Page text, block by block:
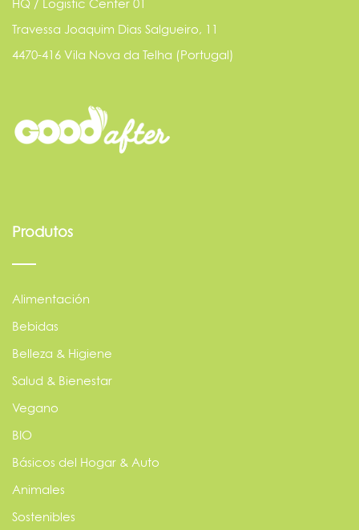
HQ / Logistic Center 01
Travessa Joaquim Dias Salgueiro, 11
4470-416 Vila Nova da Telha (Portugal)
Produtos
Alimentación
Bebidas
Belleza & Higiene
Salud & Bienestar
Vegano
BIO
Básicos del Hogar & Auto
Animales
Sostenibles